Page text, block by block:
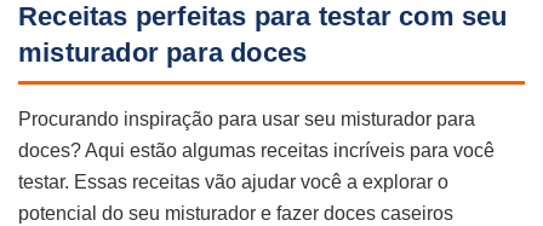
Receitas perfeitas para testar com seu
misturador para doces
Procurando inspiração para usar seu misturador para
doces? Aqui estão algumas receitas incríveis para você
testar. Essas receitas vão ajudar você a explorar o
potencial do seu misturador e fazer doces caseiros